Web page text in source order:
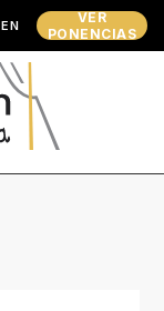
EN
VER
PONENCIAS